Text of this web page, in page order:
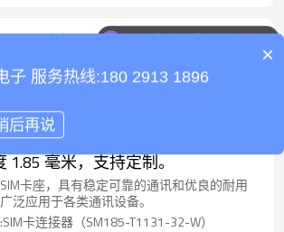
SIM卡托有孔
SIM卡托有孔
Z0000-01
SIM 卡连接器，推推式，顶部安装
1.85 毫米，支持定制。
卡座，具有稳定可靠的通讯和优良的耐用
泛应用于各类通讯设备。
卡连接器（SM185-T1131-32-W）
可以介绍下你们的产品么
×
子 服务热线:180 2913 1896
后再说